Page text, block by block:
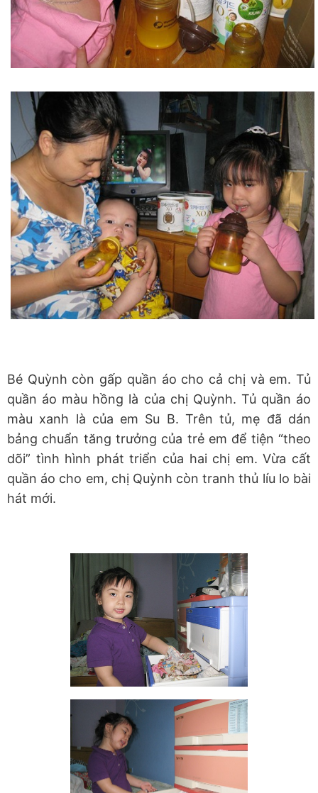
Bé Quỳnh còn gấp quần áo cho cả chị và em. Tủ
quần áo màu hồng là của chị Quỳnh. Tủ quần áo
màu xanh là của em Su B. Trên tủ, mẹ đã dán
bảng chuẩn tăng trưởng của trẻ em để tiện “theo
dõi” tình hình phát triển của hai chị em. Vừa cất
quần áo cho em, chị Quỳnh còn tranh thủ líu lo bài
hát mới.